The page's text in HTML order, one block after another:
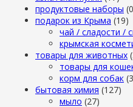
продуктовые наборы
подарок из Крыма (19)
чай / сладости /
крымская
товары для животных
товары для
корм для собак
бытовая химия (127)
мыло (27)